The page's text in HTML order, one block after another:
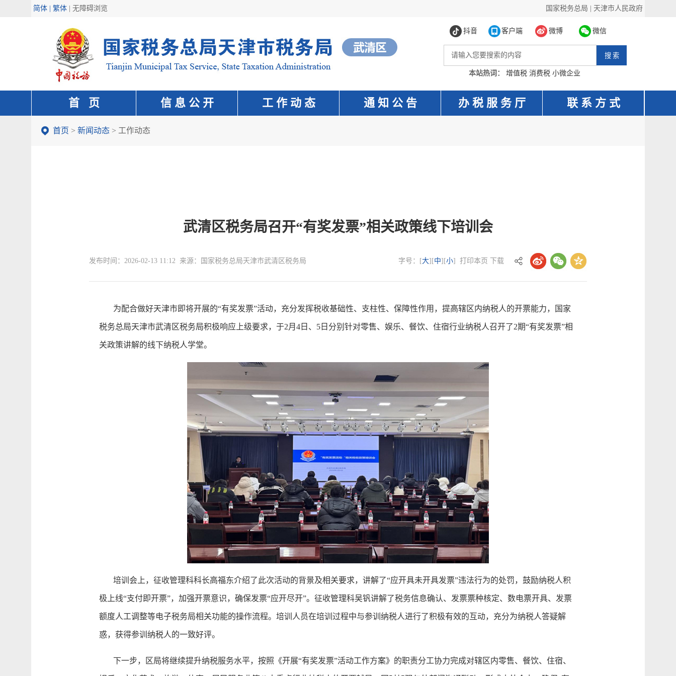
简体 | 繁体 无障碍浏览 国家税务总局 天津市人民政府
抖音 客户端 微博 微信
本站热词： 增值税 消费税 小微企业
首 页 信 息 公 开 工 作 动 态 通 知 公 告 办 税 服 务 厅 联 系 方 式
首页 > 新闻动态 > 工作动态
武清区税务局召开“有奖发票”相关政策线下培训会
发布时间：2026-02-13 11:12 来源：国家税务总局天津市武清区税务局 字号：[大][中][小] 打印本页 下载
为配合做好天津市即将开展的“有奖发票”活动，充分发挥税收基础性、支柱性、保障性作用，提高辖区内纳税人的开票能力，国家
税务总局天津市武清区税务局积极响应上级要求，于2月4日、5日分别针对零售、娱乐、餐饮、住宿行业纳税人召开了2期“有奖发票”相
关政策讲解的线下纳税人学堂。
培训会上，征收管理科科长高福东介绍了此次活动的背景及相关要求，讲解了“应开具未开具发票”违法行为的处罚，鼓励纳税人积
极上线“支付即开票”，加强开票意识，确保发票“应开尽开”。征收管理科吴钒讲解了税务信息确认、发票票种核定、数电票开具、发票
额度人工调整等电子税务局相关功能的操作流程。培训人员在培训过程中与参训纳税人进行了积极有效的互动，充分为纳税人答疑解
惑，获得参训纳税人的一致好评。
下一步，区局将继续提升纳税服务水平，按照《开展“有奖发票”活动工作方案》的职责分工协力完成对辖区内零售、餐饮、住宿、